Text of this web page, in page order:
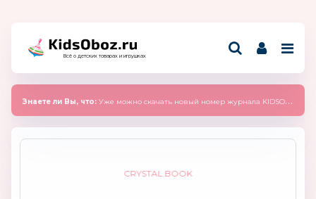
Всё о детских товарах и игрушках
Знаете ли Вы, что: Уже можно скачать новый номер журнала KIDSOBOZ 2025 (сентябрь)
CRYSTAL BOOK